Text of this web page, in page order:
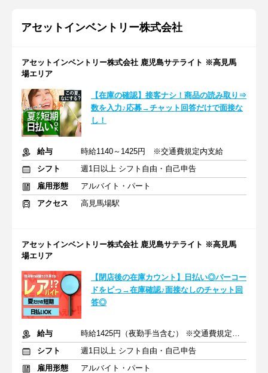
アセットインベントリー株式会社
アセットインベントリー株式会社 鹿児島サテライト ※高見馬
場エリア
【在庫の確認】接客ナシ！商品の読み取り⇒
数を入力♪応募→チャット回答だけで面接な
し！
給与
時給1140～1425円 ※交通費規定内支給
シフト
週1日以上 シフト自由・自己申告
雇用形態
アルバイト・パート
アクセス
高見馬場駅
アセットインベントリー株式会社 鹿児島サテライト ※高見馬
場エリア
【閉店後の在庫カウント】日払い◎バーコー
ドをピっ→在庫確認♪面接なしのチャット回
答◎
給与
時給1425円（夜勤手当含む） ※交通費規定内支給
シフト
週1日以上 シフト自由・自己申告
雇用形態
アルバイト・パート